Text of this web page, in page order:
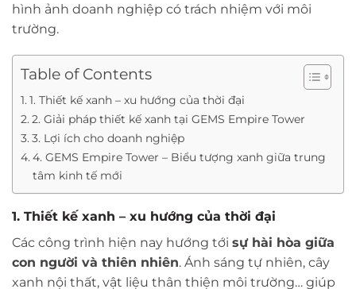
hình ảnh doanh nghiệp có trách nhiệm với môi
trường.
Table of Contents
1. Thiết kế xanh – xu hướng của thời đại
2. Giải pháp thiết kế xanh tại GEMS Empire Tower
3. Lợi ích cho doanh nghiệp
4. GEMS Empire Tower – Biểu tượng xanh giữa trung
tâm kinh tế mới
1. Thiết kế xanh – xu hướng của thời đại
Các công trình hiện nay hướng tới sự hài hòa giữa
con người và thiên nhiên. Ánh sáng tự nhiên, cây
xanh nội thất, vật liệu thân thiện môi trường… giúp